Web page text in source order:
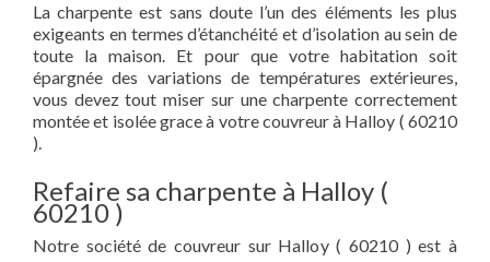
La charpente est sans doute l’un des éléments les plus
exigeants en termes d’étanchéité et d’isolation au sein de
toute la maison. Et pour que votre habitation soit
épargnée des variations de températures extérieures,
vous devez tout miser sur une charpente correctement
montée et isolée grace à votre couvreur à Halloy ( 60210
).
Refaire sa charpente à Halloy (
60210 )
Notre société de couvreur sur Halloy ( 60210 ) est à